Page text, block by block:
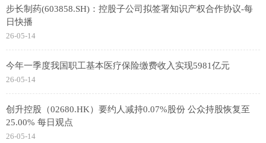
步长制药(603858.SH)：控股子公司拟签署知识产权合作协议-每
日快播
26-05-14
今年一季度我国职工基本医疗保险缴费收入实现5981亿元
26-05-14
创升控股（02680.HK）要约人减持0.07%股份 公众持股恢复至
25.00% 每日观点
26-05-14